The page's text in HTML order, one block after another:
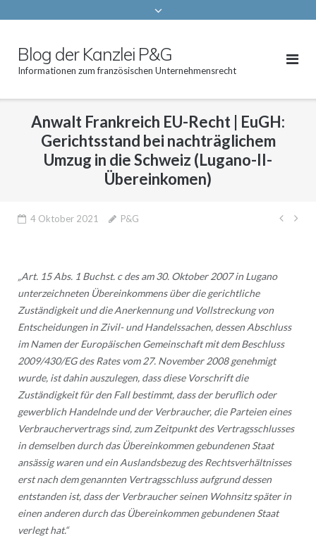
Blog der Kanzlei P&G
Informationen zum französischen Unternehmensrecht
Anwalt Frankreich EU-Recht | EuGH:
Gerichtsstand bei nachträglichem
Umzug in die Schweiz (Lugano-II-
Übereinkomen)
4 Oktober 2021 P&G
„Art. 15 Abs. 1 Buchst. c des am 30. Oktober 2007 in Lugano
unterzeichneten Übereinkommens über die gerichtliche
Zuständigkeit und die Anerkennung und Vollstreckung von
Entscheidungen in Zivil- und Handelssachen, dessen Abschluss
im Namen der Europäischen Gemeinschaft mit dem Beschluss
2009/430/EG des Rates vom 27. November 2008 genehmigt
wurde, ist dahin auszulegen, dass diese Vorschrift die
Zuständigkeit für den Fall bestimmt, dass der beruflich oder
gewerblich Handelnde und der Verbraucher, die Parteien eines
Verbrauchervertrags sind, zum Zeitpunkt des Vertragsschlusses
in demselben durch das Übereinkommen gebundenen Staat
ansässig waren und ein Auslandsbezug des Rechtsverhältnisses
erst nach dem genannten Vertragsschluss aufgrund dessen
entstanden ist, dass der Verbraucher seinen Wohnsitz später in
einen anderen durch das Übereinkommen gebundenen Staat
verlegt hat.“